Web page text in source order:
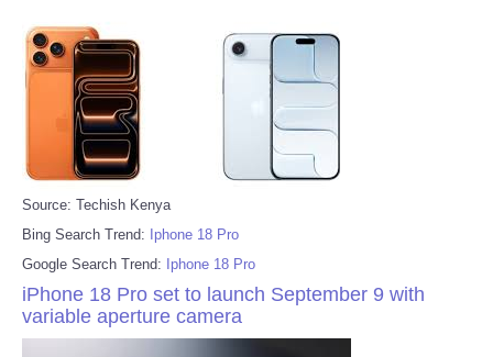
Source: Techish Kenya
Bing Search Trend: Iphone 18 Pro
Google Search Trend: Iphone 18 Pro
iPhone 18 Pro set to launch September 9 with
variable aperture camera